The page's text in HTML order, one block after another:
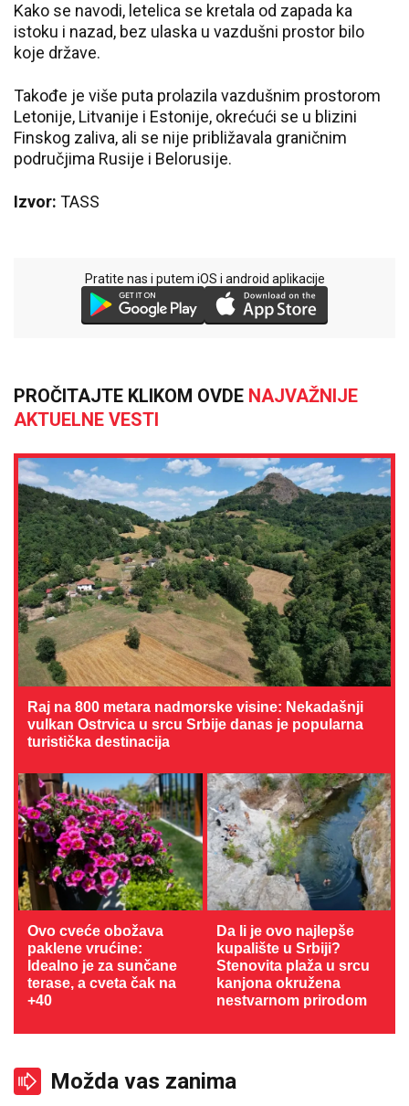
Kako se navodi, letelica se kretala od zapada ka
istoku i nazad, bez ulaska u vazdušni prostor bilo
koje države.
Takođe je više puta prolazila vazdušnim prostorom
Letonije, Litvanije i Estonije, okrećući se u blizini
Finskog zaliva, ali se nije približavala graničnim
područjima Rusije i Belorusije.
Izvor: TASS
Pratite nas i putem iOS i android aplikacije
PROČITAJTE KLIKOM OVDE NAJVAŽNIJE
AKTUELNE VESTI
Raj na 800 metara nadmorske visine: Nekadašnji
vulkan Ostrvica u srcu Srbije danas je popularna
turistička destinacija
Ovo cveće obožava
paklene vrućine:
Idealno je za sunčane
terase, a cveta čak na
+40
Da li je ovo najlepše
kupalište u Srbiji?
Stenovita plaža u srcu
kanjona okružena
nestvarnom prirodom
Možda vas zanima